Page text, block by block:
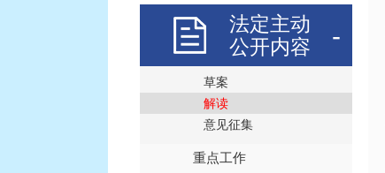
法定主动
公开内容
公务员招考
重大决策预公开
草案
解读
意见征集
重点工作